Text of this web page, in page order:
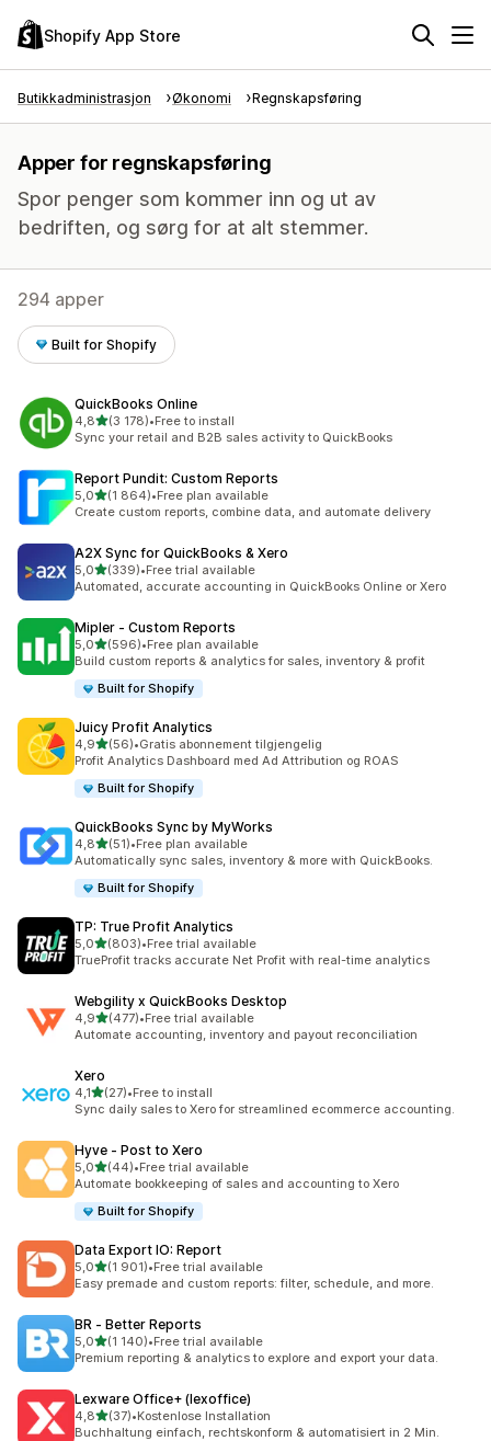
Shopify App Store
Butikkadministrasjon Økonomi Regnskapsføring
Apper for regnskapsføring
Spor penger som kommer inn og ut av
bedriften, og sørg for at alt stemmer.
294 apper
Built for Shopify
QuickBooks Online
4,8av 5 stjerner
(3 178)
Totalt 3178 omtaler
•Free to install
Sync your retail and B2B sales activity to QuickBooks
Report Pundit: Custom Reports
5,0av 5 stjerner
(1 864)
Totalt 1864 omtaler
•Free plan available
Create custom reports, combine data, and automate delivery
A2X Sync for QuickBooks & Xero
5,0av 5 stjerner
(339)
Totalt 339 omtaler
•Free trial available
Automated, accurate accounting in QuickBooks Online or Xero
Mipler ‑ Custom Reports
5,0av 5 stjerner
(596)
Totalt 596 omtaler
•Free plan available
Build custom reports & analytics for sales, inventory & profit
Built for Shopify
Juicy Profit Analytics
4,9av 5 stjerner
(56)
Totalt 56 omtaler
•Gratis abonnement tilgjengelig
Profit Analytics Dashboard med Ad Attribution og ROAS
Built for Shopify
QuickBooks Sync by MyWorks
4,8av 5 stjerner
(51)
Totalt 51 omtaler
•Free plan available
Automatically sync sales, inventory & more with QuickBooks.
Built for Shopify
TP: True Profit Analytics
5,0av 5 stjerner
(803)
Totalt 803 omtaler
•Free trial available
TrueProfit tracks accurate Net Profit with real-time analytics
Webgility x QuickBooks Desktop
4,9av 5 stjerner
(477)
Totalt 477 omtaler
•Free trial available
Automate accounting, inventory and payout reconciliation
Xero
4,1av 5 stjerner
(27)
Totalt 27 omtaler
•Free to install
Sync daily sales to Xero for streamlined ecommerce accounting.
Hyve ‑ Post to Xero
5,0av 5 stjerner
(44)
Totalt 44 omtaler
•Free trial available
Automate bookkeeping of sales and accounting to Xero
Built for Shopify
Data Export IO: Report
5,0av 5 stjerner
(1 901)
Totalt 1901 omtaler
•Free trial available
Easy premade and custom reports: filter, schedule, and more.
BR ‑ Better Reports
5,0av 5 stjerner
(1 140)
Totalt 1140 omtaler
•Free trial available
Premium reporting & analytics to explore and export your data.
Lexware Office+ (lexoffice)
4,8av 5 stjerner
(37)
Totalt 37 omtaler
•Kostenlose Installation
Buchhaltung einfach, rechtskonform & automatisiert in 2 Min.